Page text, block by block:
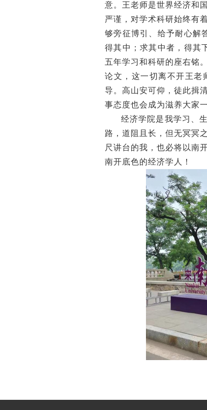
意。王老师是世界经济和
严谨，对学术科研始终有
够旁征博引、给予耐心解
得其中；求其中者，得其
五年学习和科研的座右铭
论文，这一切离不开王老
导。高山安可仰，徒此揖
事态度也会成为滋养大家
经济学院是我学习、
路，道阻且长，但无冥冥
尺讲台的我，也必将以南
南开底色的经济学人！